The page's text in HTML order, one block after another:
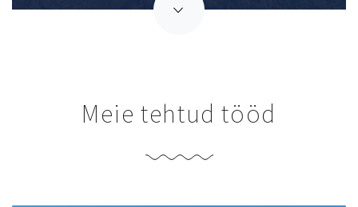
Meie tehtud tööd